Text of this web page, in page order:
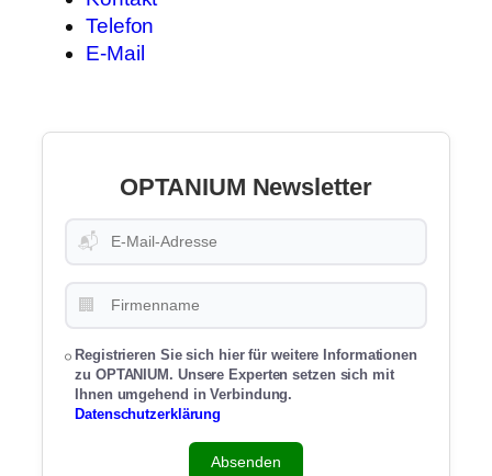
Telefon
E-Mail
OPTANIUM Newsletter
📬
🏢
Registrieren Sie sich hier für weitere Informationen
zu OPTANIUM. Unsere Experten setzen sich mit
Ihnen umgehend in Verbindung.
Datenschutzerklärung
Absenden